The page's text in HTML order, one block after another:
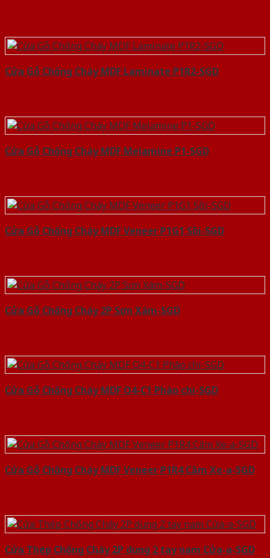
Cửa Gỗ Chống Cháy MDF Laminate P1R2-SGD
Cửa Gỗ Chống Cháy MDF Melamine P1-SGD
Cửa Gỗ Chống Cháy MDF Veneer P1G1 Sồi-SGD
Cửa Gỗ Chống Cháy 2P Sơn Xám-SGD
Cửa Gỗ Chống Cháy MDF O4-C1 Phào chi-SGD
Cửa Gỗ Chống Cháy MDF Veneer P1R4 Căm Xe-a-SGD
Cửa Thép Chống Cháy 2P dung 2 tay nam Cửa-a-SGD